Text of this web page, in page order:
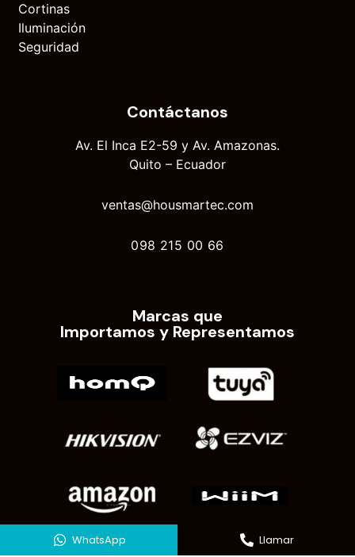
Cortinas
Iluminación
Seguridad
Contáctanos
Av. El Inca E2-59 y Av. Amazonas.
Quito – Ecuador
ventas@housmartec.com
098 215 00 66
Marcas que
Importamos y Representamos
WhatsApp Llamar